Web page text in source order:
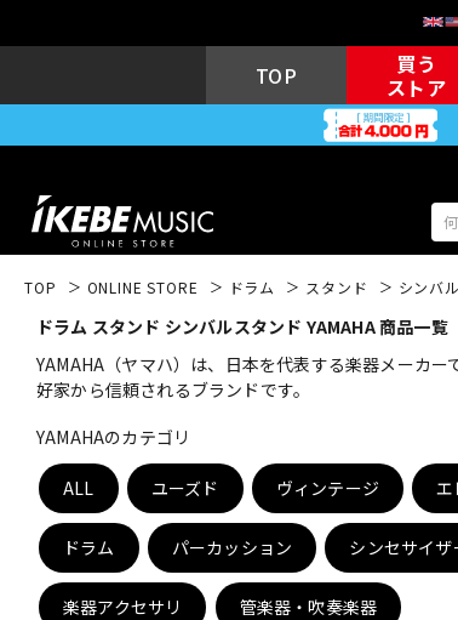
TOP
買う
ストア
アコ
アコ
キーボード 電
DJ機器
TOP ONLINE STORE ドラム スタンド シンバ
ドラム スタンド シンバルスタンド YAMAHA 商品一覧
YAMAHA（ヤマハ）は、日本を代表する楽器メーカ
好家から信頼されるブランドです。
YAMAHAのカテゴリ
ALL ユーズド ヴィンテージ エ
ドラム パーカッション シンセサイ
楽器アクセサリ 管楽器・吹奏楽器